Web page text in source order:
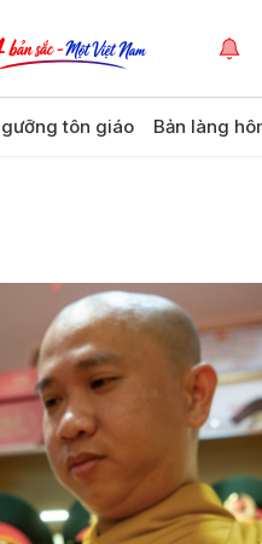
tôn giáo Bản làng